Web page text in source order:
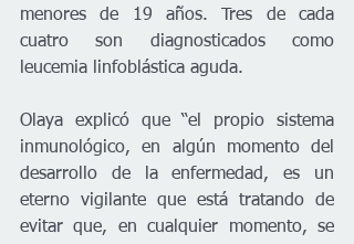
menores de 19 años. Tres de cada
cuatro son diagnosticados como
leucemia linfoblástica aguda.
Olaya explicó que “el propio sistema
inmunológico, en algún momento del
desarrollo de la enfermedad, es un
eterno vigilante que está tratando de
evitar que, en cualquier momento, se